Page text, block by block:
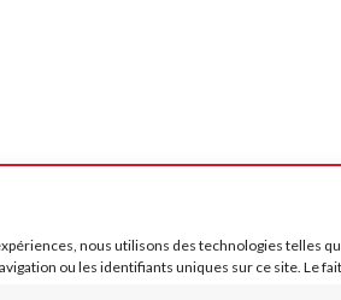
nous utilisons des technologies telles
ou les identifiants uniques sur ce site. Le